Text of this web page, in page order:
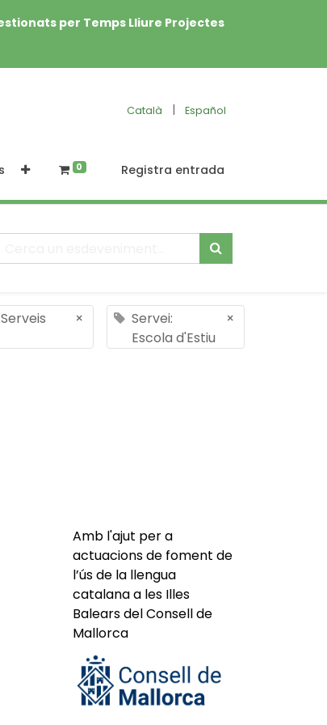
per Temps Lliure Projectes
Català | Español
0 Registra entrada
×
Servei:
Escola d'Estiu
×
Amb l'ajut per a
actuacions de foment de
l’ús de la llengua
catalana a les Illes
Balears del Consell de
Mallorca